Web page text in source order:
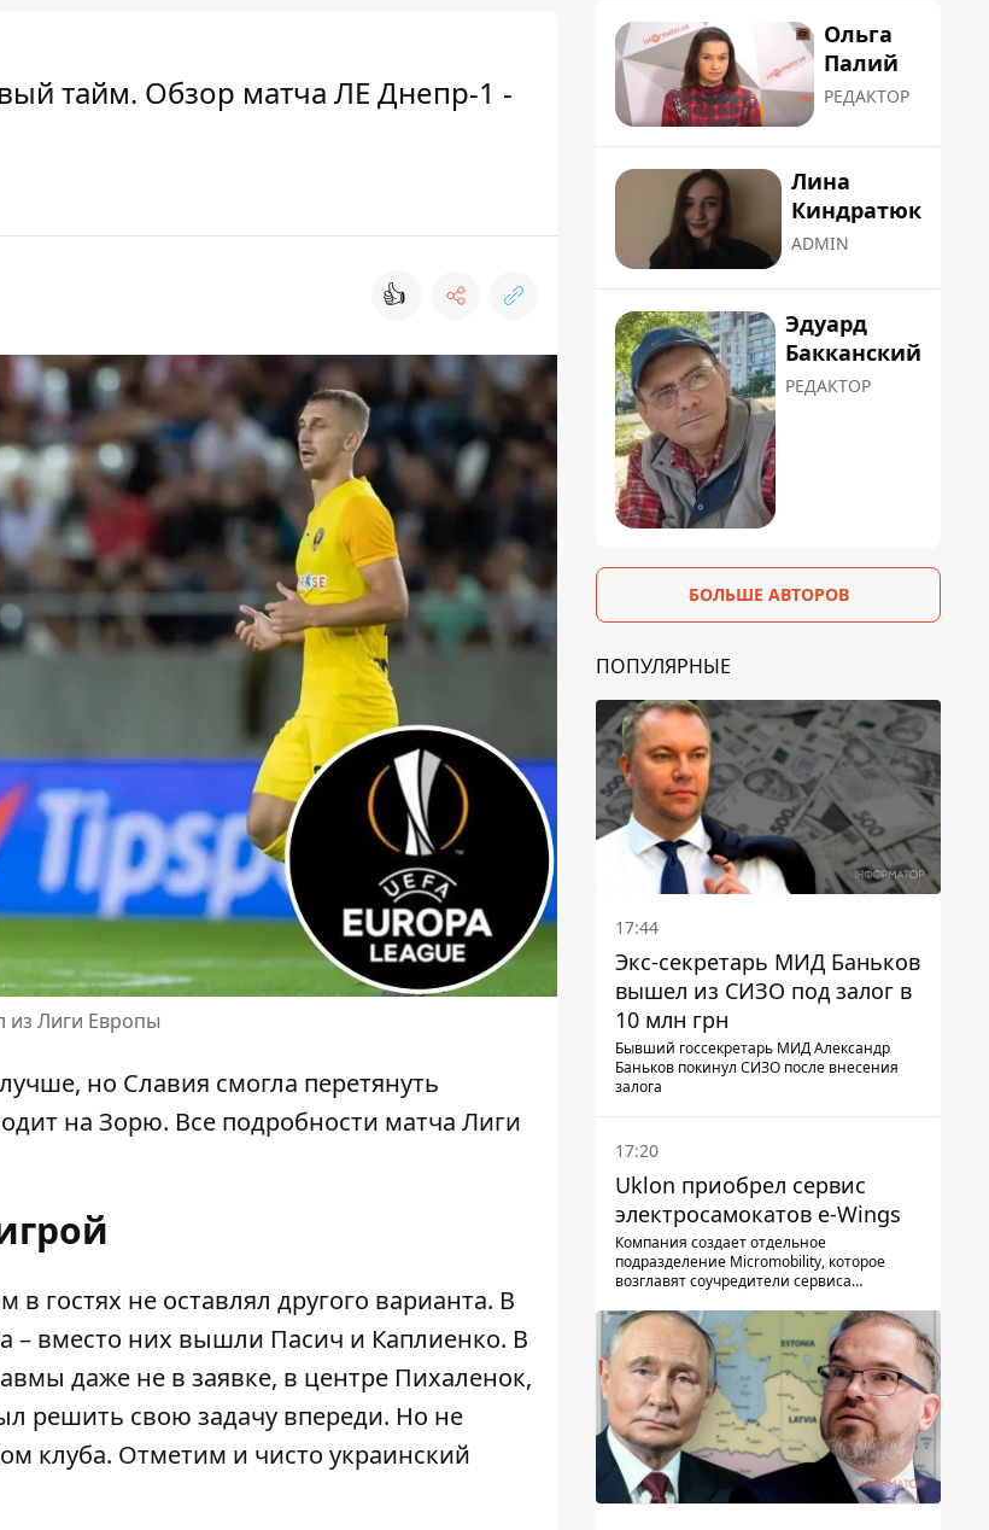
тайм. Обзор матча ЛЕ Днепр-1 -
👍
из Лиги Европы
, но Славия смогла перетянуть
на Зорю. Все подробности матча Лиги
гостях не оставлял другого варианта. В
– вместо них вышли Пасич и Каплиенко. В
даже не в заявке, в центре Пихаленок,
решить свою задачу впереди. Но не
клуба. Отметим и чисто украинский
Ольга
Палий
РЕДАКТОР
Лина
Киндратюк
ADMIN
Эдуард
Бакканский
РЕДАКТОР
БОЛЬШЕ АВТОРОВ
ПОПУЛЯРНЫЕ
17:44
Экс-секретарь МИД Баньков
вышел из СИЗО под залог в
10 млн грн
Бывший госсекретарь МИД Александр
Баньков покинул СИЗО после внесения
залога
17:20
Uklon приобрел сервис
электросамокатов e-Wings
Компания создает отдельное
подразделение Micromobility, которое
возглавят соучредители сервиса